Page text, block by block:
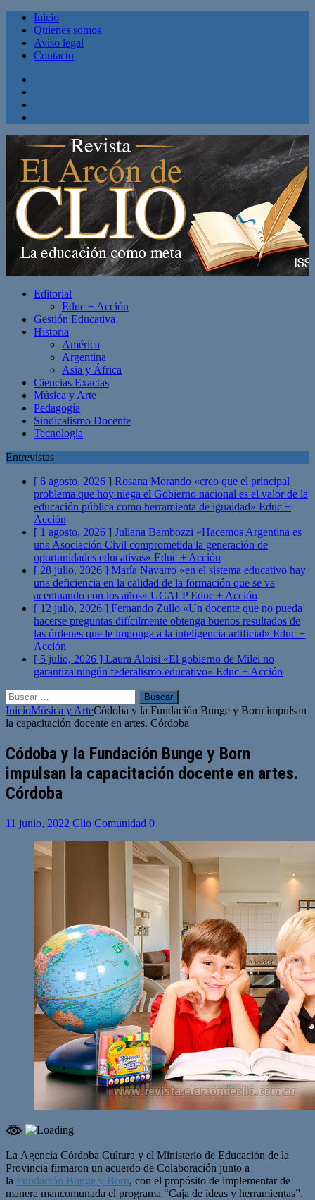
Inicio
Quienes somos
Aviso legal
Contacto
Editorial
Educ + Acción
Gestión Educativa
Historia
América
Argentina
Asia y África
Ciencias Exactas
Música y Arte
Pedagogía
Sindicalismo Docente
Tecnología
Entrevistas
[ 6 agosto, 2026 ] Rosana Morando «creo que el principal
problema que hoy niega el Gobierno nacional es el valor de la
educación pública como herramienta de igualdad» Educ +
Acción
[ 1 agosto, 2026 ] Juliana Bambozzi «Hacemos Argentina es
una Asociación Civil comprometida la generación de
oportunidades educativas» Educ + Acción
[ 28 julio, 2026 ] María Navarro «en el sistema educativo hay
una deficiencia en la calidad de la formación que se va
acentuando con los años» UCALPEduc + Acción
[ 12 julio, 2026 ] Fernando Zullo «Un docente que no pueda
hacerse preguntas difícilmente obtenga buenos resultados de
las órdenes que le imponga a la inteligencia artificial» Educ +
Acción
[ 5 julio, 2026 ] Laura Aloisi «El gobierno de Milei no
garantiza ningún federalismo educativo» Educ + Acción
Buscar:
InicioMúsica y ArteCódoba y la Fundación Bunge y Born impulsan
la capacitación docente en artes. Córdoba
Códoba y la Fundación Bunge y Born
impulsan la capacitación docente en artes.
Córdoba
11 junio, 2022 Clio Comunidad 0
La Agencia Córdoba Cultura y el Ministerio de Educación de la
Provincia firmaron un acuerdo de Colaboración junto a
la Fundación Bunge y Born, con el propósito de implementar de
manera mancomunada el programa “Caja de ideas y herramientas”.